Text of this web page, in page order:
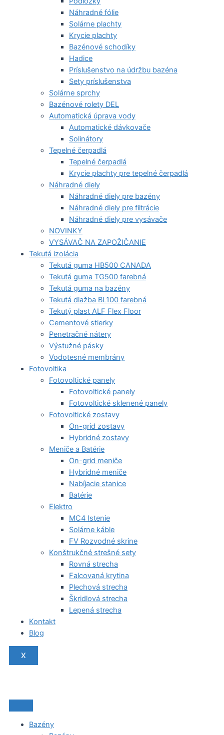
Náhradné fólie
Solárne plachty
Krycie plachty
Bazénové schodíky
Hadice
Príslušenstvo na údržbu bazéna
Sety príslušenstva
Solárne sprchy
Bazénové rolety DEL
Automatická úprava vody
Automatické dávkovače
Solinátory
Tepelné čerpadlá
Tepelné čerpadlá
Krycie płachty pre tepelné čerpadlá
Náhradné diely
Náhradné diely pre bazény
Náhradné diely pre filtrácie
Náhradné diely pre vysávače
NOVINKY
VYSÁVAČ NA ZAPOŽIČANIE
Tekutá izolácia
Tekutá guma HB500 CANADA
Tekutá guma TG500 farebná
Tekutá guma na bazény
Tekutá dlažba BL100 farebná
Tekutý plast ALF Flex Floor
Cementové stierky
Penetračné nátery
Výstužné pásky
Vodotesné membrány
Fotovoltika
Fotovoltické panely
Fotovoltické panely
Fotovoltické sklenené panely
Fotovoltické zostavy
On-grid zostavy
Hybridné zostavy
Meniče a Batérie
On-grid meniče
Hybridné meniče
Nabíjacie stanice
Batérie
Elektro
MC4 Istenie
Solárne káble
FV Rozvodné skrine
Konštrukčné strešné sety
Rovná strecha
Falcovaná krytina
Plechová strecha
Škridlová strecha
Lepená strecha
Kontakt
Blog
X
Bazény